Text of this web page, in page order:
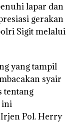
lapar dan
gerakan
Sigit melalui
yang tampil
syair
tentang
ini
Pol. Herry